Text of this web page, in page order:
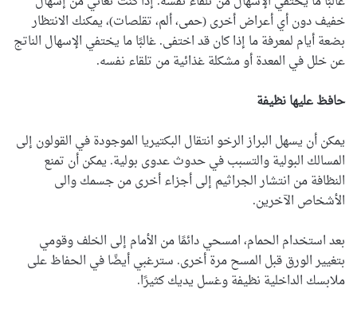
خفيف دون أي أعراض أخرى (حمى، ألم، تقلصات)، يمكنك الانتظار
بضعة أيام لمعرفة ما إذا كان قد اختفى. غالبًا ما يختفي الإسهال الناتج
عن خلل في المعدة أو مشكلة غذائية من تلقاء نفسه.
حافظ عليها نظيفة
يمكن أن يسهل البراز الرخو انتقال البكتيريا الموجودة في القولون إلى
المسالك البولية والتسبب في حدوث عدوى بولية. يمكن أن تمنع
النظافة من انتشار الجراثيم إلى أجزاء أخرى من جسمك والى
الأشخاص الآخرين.
بعد استخدام الحمام، امسحي دائمًا من الأمام إلى الخلف وقومي
بتغيير الورق قبل المسح مرة أخرى. سترغبي أيضًا في الحفاظ على
ملابسك الداخلية نظيفة وغسل يديك كثيرًا.